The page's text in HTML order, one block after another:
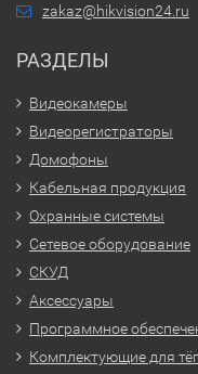
zakaz@hikvision24.ru
РАЗДЕЛЫ
Видеокамеры
Видеорегистраторы
Домофоны
Кабельная продукция
Охранные системы
Сетевое оборудование
СКУД
Аксессуары
Программное
Комплектующие для